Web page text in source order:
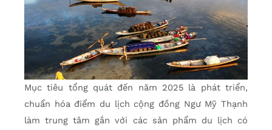
Mục tiêu tổng quát đến năm 2025 là phát triển,
chuẩn hóa điểm du lịch cộng đồng Ngư Mỹ Thạnh
làm trung tâm gắn với các sản phẩm du lịch có